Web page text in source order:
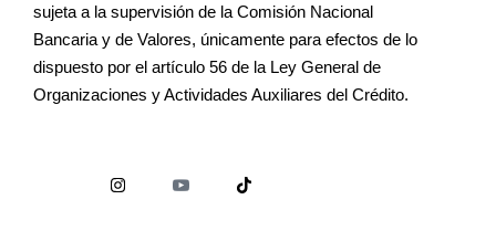
sujeta a la supervisión de la Comisión Nacional
Bancaria y de Valores, únicamente para efectos de lo
dispuesto por el artículo 56 de la Ley General de
Organizaciones y Actividades Auxiliares del Crédito.